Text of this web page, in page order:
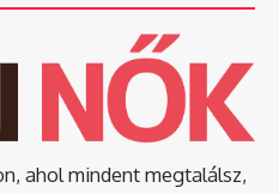
ahol mindent megtalálsz,